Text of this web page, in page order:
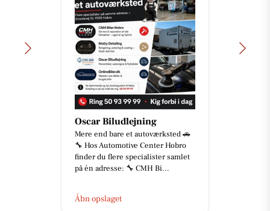
Oscar Biludlejning
Mere end bare et autoværksted 🚗
🔧 Hos Automotive Center Hobro
finder du flere specialister samlet
på én adresse: 🔧 CMH Bi...
Åbn opslaget